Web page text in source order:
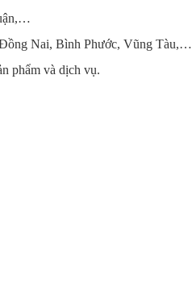
Nai, Bình Phước, Vũng Tàu,…
phẩm và dịch vụ.